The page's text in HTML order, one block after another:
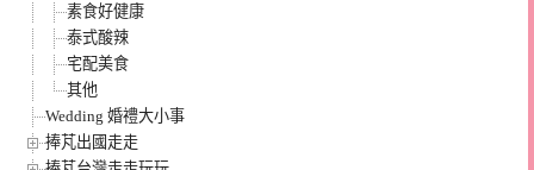
素食好健康
泰式酸辣
宅配美食
其他
Wedding 婚禮大小事
捧芃出國走走